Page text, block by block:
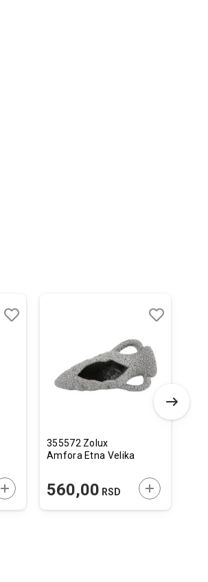
DODAJTE U KORPU
355572 Zolux
Amfora Etna Velika
560,00 RSD DODAJTE U
listu
želja